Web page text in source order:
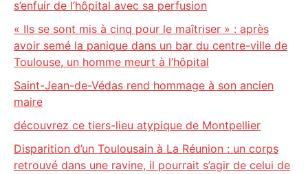
s’enfuir de l’hôpital avec sa perfusion
« Ils se sont mis à cinq pour le maîtriser » : après
avoir semé la panique dans un bar du centre-ville de
Toulouse, un homme meurt à l’hôpital
Saint-Jean-de-Védas rend hommage à son ancien
maire
découvrez ce tiers-lieu atypique de Montpellier
Disparition d’un Toulousain à La Réunion : un corps
retrouvé dans une ravine, il pourrait s’agir de celui de